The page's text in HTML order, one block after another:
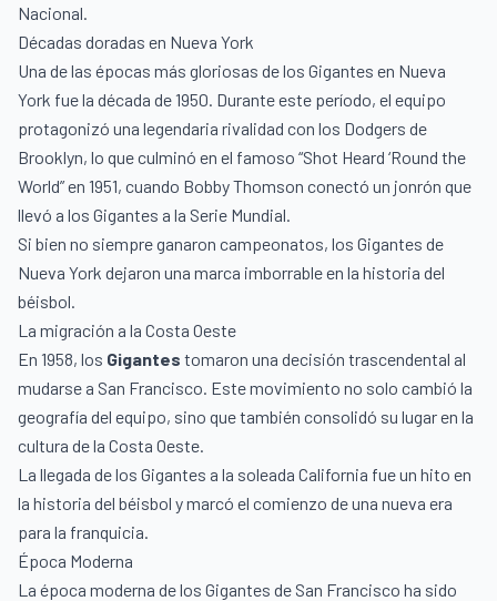
Nacional.
Décadas doradas en Nueva York
Una de las épocas más gloriosas de los Gigantes en Nueva
York fue la década de 1950. Durante este período, el equipo
protagonizó una legendaria rivalidad con los Dodgers de
Brooklyn, lo que culminó en el famoso “Shot Heard ‘Round the
World” en 1951, cuando Bobby Thomson conectó un jonrón que
llevó a los Gigantes a la Serie Mundial.
Si bien no siempre ganaron campeonatos, los Gigantes de
Nueva York dejaron una marca imborrable en la historia del
béisbol.
La migración a la Costa Oeste
En 1958, los Gigantes tomaron una decisión trascendental al
mudarse a San Francisco. Este movimiento no solo cambió la
geografía del equipo, sino que también consolidó su lugar en la
cultura de la Costa Oeste.
La llegada de los Gigantes a la soleada California fue un hito en
la historia del béisbol y marcó el comienzo de una nueva era
para la franquicia.
Época Moderna
La época moderna de los Gigantes de San Francisco ha sido